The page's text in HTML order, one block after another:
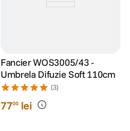
Fancier WOS3005/43 -
Umbrela Difuzie Soft 110cm
(3)
7700 lei